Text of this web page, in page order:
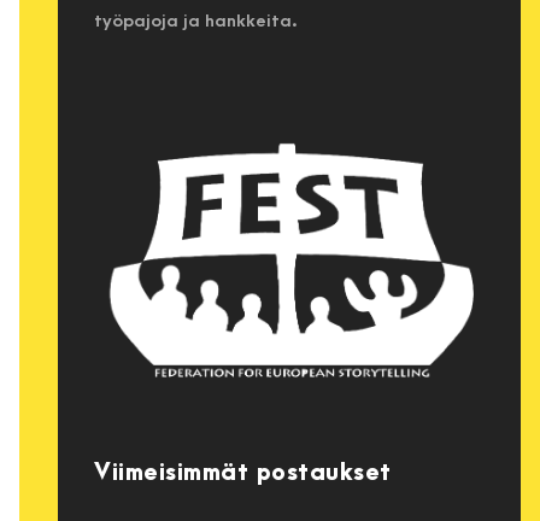
työpajoja ja hankkeita.
Viimeisimmät postaukset